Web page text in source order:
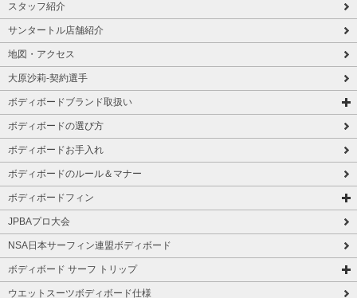
スタッフ紹介
サンタートル店舗紹介
地図・アクセス
大原沙莉-契約選手
ボディボードブランド取扱い
ボディボードの選び方
ボディボードお手入れ
ボディボードのルール＆マナー
ボディボードフィン
JPBAプロ大会
NSA日本サーフィン連盟ボディボード
ボディボード サーフ トリップ
ウエットスーツボディボード仕様